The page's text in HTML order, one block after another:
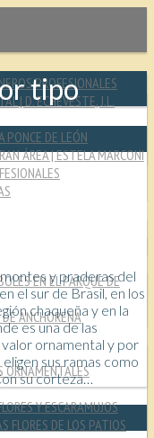
PROFESIONALES
| D. ECHEVESTE, J.L.
PONCE DE LEÓN
ÁREA | ESTELA MARCONI
EN EL PARQUE DE
ANCHORENA
ORNAMENTALES
Y ESCARAMUJOS
FLORES DE LOS PATIOS
tipo
y praderas del
el sur de Brasil, en los
chaqueña y en la
es una de las
ornamental y por
sus ramas como
su corteza…